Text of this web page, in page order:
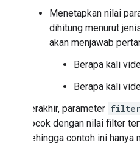
Menetapkan nilai
dihitung menurut
akan menjawab
Berapa kali
Berapa kali
Terakhir, parameter
cocok dengan nilai filter
sehingga contoh ini